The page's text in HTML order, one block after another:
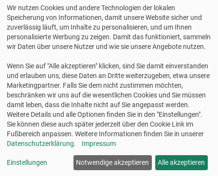
Bequeme Zahlung über Paypal
2 Jahre Gewährleistung
Alle Texte, Grafiken, Bilder und das Layout sind urheberrechtlich
geschützt und dürfen nicht ohne ausdrückliche, schriftliche
Erlaubnis weiterverwendet werden.
© 2026 bits&paper GmbH - Avery Zweckform Fachshop - Avery
Zweckform 3655 Universal-Etiketten, 210 x 148 mm, weiß
Wir nutzen Cookies und andere Technologien der lokalen
Speicherung von Informationen, damit unsere Website sicher und
zuverlässig läuft, um Inhalte zu personalisieren, und um Ihnen
personalisierte Werbung zu zeigen. Damit das funktioniert, sammeln
wir Daten über unsere Nutzer und wie sie unsere Angebote nutzen.
Wenn Sie auf "Alle akzeptieren" klicken, sind Sie damit einverstanden
und erlauben uns, diese Daten an Dritte weiterzugeben, etwa unsere
Marketingpartner. Falls Sie dem nicht zustimmen möchten,
beschränken wir uns auf die wesentlichen Cookies und Sie müssen
damit leben, dass die Inhalte nicht auf Sie angepasst werden.
Weitere Details und alle Optionen finden Sie in den "Einstellungen".
Sie können diese auch später jederzeit über den Cookie Link im
Fußbereich anpassen. Weitere Informationen finden Sie in unserer
Datenschutzerklärung. Impressum
Einstellungen Notwendige akzeptieren Alle akzeptieren